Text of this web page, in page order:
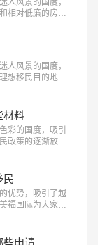
人风景的国度，
相对低廉的房
希腊所购房产可
家详细解析这一
人风景的国度，
想移民目的地。
利实现希腊移民
材料
彩的国度，吸引
政策的逐渐放
家盘点汇总希腊
的移民之路提供
民
优势，吸引了越
福国际为大家汇